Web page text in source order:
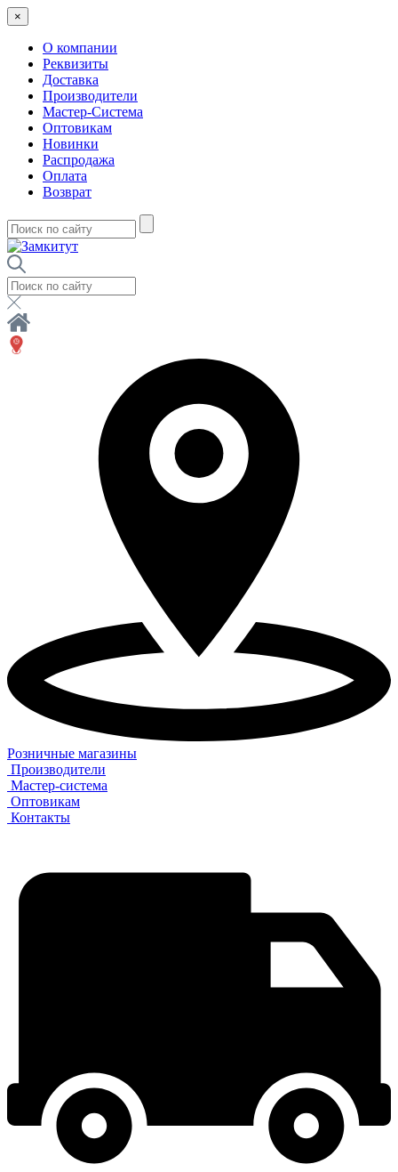
×
О компании
Реквизиты
Доставка
Производители
Мастер-Система
Оптовикам
Новинки
Распродажа
Оплата
Возврат
Розничные магазины
Производители
Мастер-система
Оптовикам
Контакты